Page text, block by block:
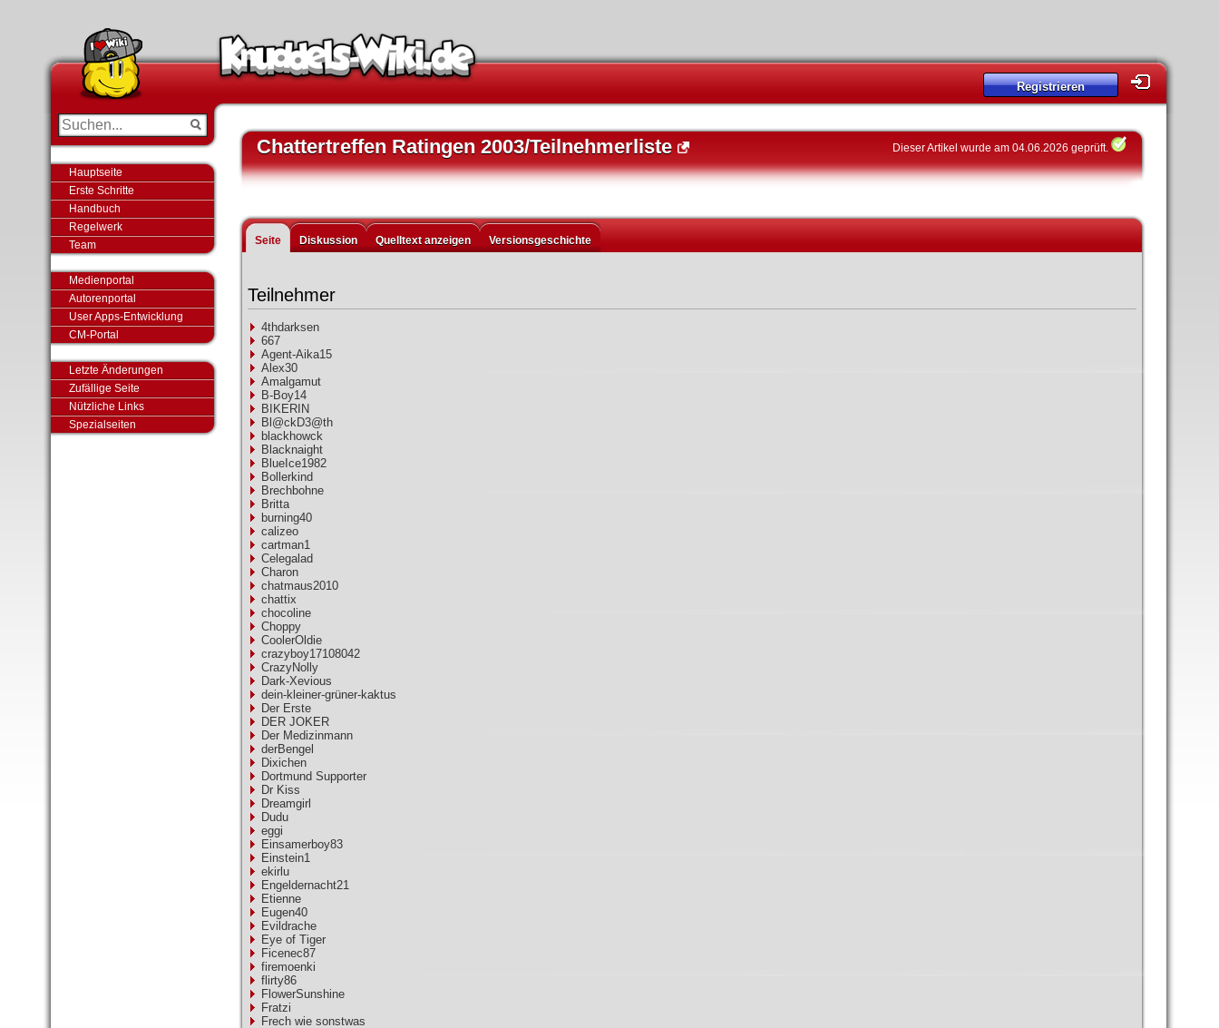
Registrieren
Hauptseite
Erste Schritte
Handbuch
Regelwerk
Team
Medienportal
Autorenportal
User Apps-Entwicklung
CM-Portal
Letzte Änderungen
Zufällige Seite
Nützliche Links
Spezialseiten
Chattertreffen Ratingen 2003/Teilnehmerliste Dieser Artikel wurde am 04.06.2026 geprüft.
Seite Diskussion Quelltext anzeigen Versionsgeschichte
Teilnehmer
4thdarksen
667
Agent-Aika15
Alex30
Amalgamut
B-Boy14
BIKERIN
Bl@ckD3@th
blackhowck
Blacknaight
BlueIce1982
Bollerkind
Brechbohne
Britta
burning40
calizeo
cartman1
Celegalad
Charon
chatmaus2010
chattix
chocoline
Choppy
CoolerOldie
crazyboy17108042
CrazyNolly
Dark-Xevious
dein-kleiner-grüner-kaktus
Der Erste
DER JOKER
Der Medizinmann
derBengel
Dixichen
Dortmund Supporter
Dr Kiss
Dreamgirl
Dudu
eggi
Einsamerboy83
Einstein1
ekirlu
Engeldernacht21
Etienne
Eugen40
Evildrache
Eye of Tiger
Ficenec87
firemoenki
flirty86
FlowerSunshine
Fratzi
Frech wie sonstwas